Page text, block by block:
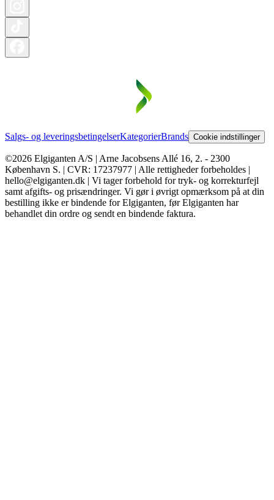
Salgs- og leveringsbetingelserKategorierBrands Cookie indstillinger
©2026 Elgiganten A/S | Arne Jacobsens Allé 16, 2. - 2300
København S. | CVR: 17237977 | Alle rettigheder forbeholdes |
hello@elgiganten.dk | Vi tager forbehold for tryk- og korrekturfejl
samt afgifts- og prisændringer. Vi gør i øvrigt opmærksom på at din
bestilling ikke er bindende for Elgiganten, før Elgiganten har
behandlet din ordre og sendt en bindende faktura.